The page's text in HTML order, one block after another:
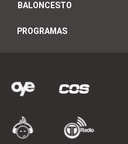
BALONCESTO
PROGRAMAS